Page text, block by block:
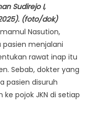
Sudirejo I,
(foto/dok)
Nasution,
menjalani
rawat inap itu
Sebab, dokter yang
pasien disuruh
pojok JKN di setiap